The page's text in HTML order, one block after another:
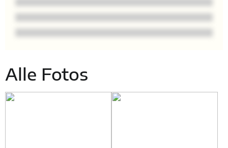
Alle Fotos